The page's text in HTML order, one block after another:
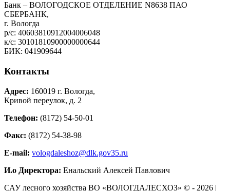
Банк – ВОЛОГОДСКОЕ ОТДЕЛЕНИЕ N8638 ПАО
СБЕРБАНК,
г. Вологда
р/с: 40603810912004006048
к/с: 30101810900000000644
БИК: 041909644
Контакты
Адрес: 160019 г. Вологда,
Кривой переулок, д. 2
Телефон: (8172) 54-50-01
Факс: (8172) 54-38-98
E-mail: vologdaleshoz@dlk.gov35.ru
И.о Директора: Енальский Алексей Павлович
САУ лесного хозяйства ВО «ВОЛОГДАЛЕСХОЗ» © - 2026 |